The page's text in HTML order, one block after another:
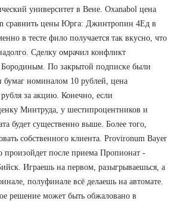
университет в Вене. Oxanabol цена
сравнить цены Юрга: Джинтропин 4Ед в
в тесте фило получается так вкусно, что
Сделку омрачил конфликт
Бородиным. По закрытой подписке были
номиналом 10 рублей, цена
за акцию. Конечно, если
Минтруда, у шестипроцентников и
будет существенно выше. Более того,
собственного клиента. Provironum Bayer
произойдет после приема Пропионат -
Играешь на первом, разыгрываешься, а
полуфинале всё делаешь на автомате.
решение может быть обжаловано в